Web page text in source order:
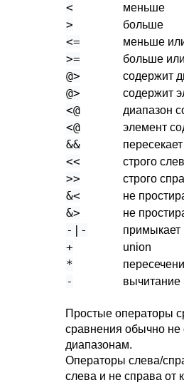
<
меньше
>
больше
<=
меньше
>=
больше
@>
содержит
@>
содержит
<@
диапазон
<@
элемент
&&
<<
строго
>>
строго
&<
не
&>
не
-|-
примыкает
+
union
*
-
вычитание
Простые операторы
сравнения обычно не
диапазонам.
Операторы слева/
слева и не справа от